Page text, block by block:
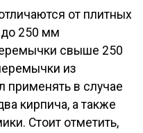
от плитных
250 мм
свыше 250
из
в случае
кирпича, а также
Стоит отметить,